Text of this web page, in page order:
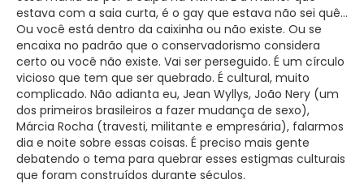
estava com a saia curta, é o gay que estava não sei quê…
Ou você está dentro da caixinha ou não existe. Ou se
encaixa no padrão que o conservadorismo considera
certo ou você não existe. Vai ser perseguido. É um círculo
vicioso que tem que ser quebrado. É cultural, muito
complicado. Não adianta eu, Jean Wyllys, João Nery (um
dos primeiros brasileiros a fazer mudança de sexo),
Márcia Rocha (travesti, militante e empresária), falarmos
dia e noite sobre essas coisas. É preciso mais gente
debatendo o tema para quebrar esses estigmas culturais
que foram construídos durante séculos.